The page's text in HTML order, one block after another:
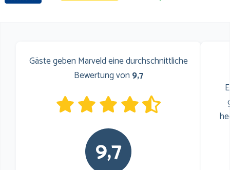
Gäste geben Marveld eine durchschnittliche
Bewertung von 9,7
9,7